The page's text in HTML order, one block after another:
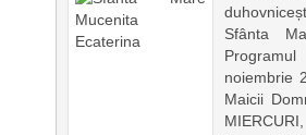
Sfânta
noiembrie
Maicii